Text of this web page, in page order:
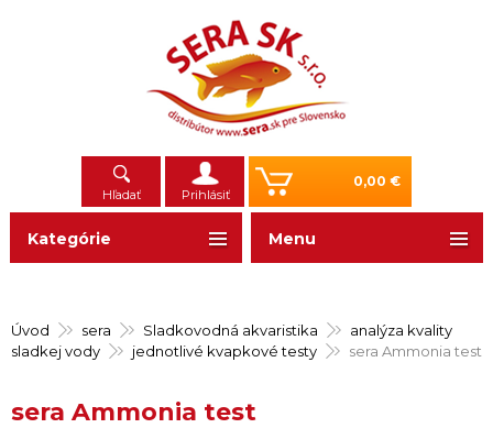
Hľadať Prihlásiť
0,00 €
Úvod sera Sladkovodná akvaristika
analýza kvality
sladkej vody
jednotlivé kvapkové testy sera Ammonia test
sera Ammonia test
Kategórie Menu